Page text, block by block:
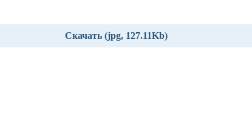
Скачать (jpg, 127.11Kb)